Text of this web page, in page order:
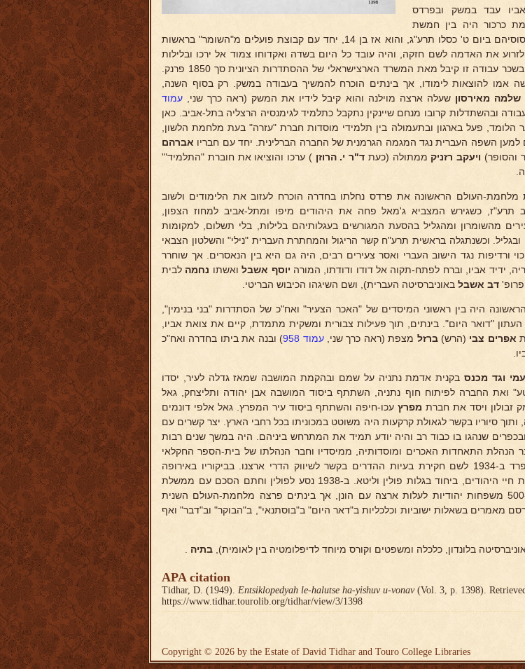
עבד במשק ובפרדס
כרכור היה בין חמשת
תרע"ג, והוא אז בן 14, יחד עם קבוצת פועלים מ"השומר" בראשות
את האדמה לשם חזקה, והיה עובד כל היום בשדה ואקדוחו צמוד אל ירכו ובלילות
היה לן בחושה ערבית. בשכר עבודה זו קיבל מאת המשרד הארצישראלי של ההסתדרות הציונית סך 1850 פרנק.
אמו להוצאות לימודו, אך בינתים הוכרח להמשיך בעבודה במשק. רק בסוף השנה,
שלמה מאירסון שעלה ארצה מוילנה והוא קיבל לידיו את המשק (ראה כרך שני, עמוד
ובהשתדלות קרובו מנחם שיינקין נתקבל כתלמיד לגימנסיה הרצליה בתל-אביב. כאן
הלומד, פעל בארגון ובתעמולה בין תלמידי מוסדות חברת "עזרה" בעת מלחמת הלשון,
למען השפה העברית נגד המגמה הגרמנית של החברה הברלינית. יחד עם חבריו אברהם
והסופר) ויעקב רזניקממתולה (כעת ד"ר י. הרוזן ) ערכו והוציאו את חוברת "התלמיד"'
העולם הראשונה את פרדס נחלתו בחדרה הוכרח לעזוב את הלימודים ולשוב
תרע"ז, כשגירש המצביא ג'מאל פחה את היהודים מיפו ומתל-אביב למחוז הצפון,
מהשומרון ומהגליל בהסעת המגורשים בעגלותיהם בלילות, בלי תשלום, למקומות
וכשנתגלה בראשית תרע"ח קשר הריגול והמחתרת העברית "נילי" והשלטון הצבאי
ורדיפות נגד הישוב העברי ואסר צעירים רבים, היה גם היא בין הנאסרים. אך שוחרר
ידיד אביו, וברח לפתח-תקוה אל דודו ודודתו, המורה יוסף אשבל ואשתו נחמה לבית
דב אשבל באוניברסיטה העברית), ושם השיגהו הכיבוש הבריטי.
היה בין ראשוני המיסדים של "האכר הצעיר" ואח"כ של הסתדרות "בני בנימין",
"דואר היום". בינתים, תוך פעילות צבורית ומשקית מתמדת, קיים את צואת אביו,
אפרים צבי (הרש)ברזל מצפת (ראה כרך שני,עמוד 958
) ובנה את ביתו בחדרה ואח"כ
וגד מכנס בקנית אדמת נתניה על שמם ובהקמת המושבה שמאז גדלה לעיר, יסדו
ואת החברה לפיתוח חוף נתניה, השתתף ביסוד המושבה אבן יהודה ותליצחק, גאל
מפרץ עכו-חיפה והשתתף ביסוד עיר המפרץ. גאל אלפי דונמים
ותוך סיוריו בקשר לגאולת קרקעות היה משוטט במכוניתו בכל רחבי הארץ. יצר קשרים עם
שנהגו בו כבוד רב והיה יודע תמיד את המתרחש ביניהם. היה במשך שנים רבות
הנהלת התאחדות האכרים ומוסדותיה, ממיסדיו וחבר הנהלתו של בית-הספר החקלאי
בפרדס-חנה. ביקר בספרד ב-1934 לשם חקירת בעיות ההדרים בקשר לשיווק הדרי ארצנו. בביקוריו באירופה
לארכה ולרחבה חקר את חיי היהודים, ביחוד בגלות פולין וליטא. ב-1938 נסע לפולין וחתם הסכם עם ממשלת
פולין, שלפיו תרשה ל-500 משפחות יהודיות לעלות ארצה עם הונן, אך בינתים פרצה מלחמת-העולם השנית
מאמרים בשאלות ישוביות וכלכליות ב"דאר היום" ב"בוסתנאי", ב"הבוקר" וב"דבר" ואף
בלונדון, כלכלה ומשפטים וקורס מיוחד לדיפלומטיה בין לאומית), בתיה
APA citation
Tidhar, D. (1949). Entsiklopedyah le-halutse ha-yishuv u-vonav(Vol. 3, p. 1398).
https://www.tidhar.tourolib.org/tidhar/view/3/1398
Copyright © 2026 by the Estate of David Tidhar and Touro College Libraries